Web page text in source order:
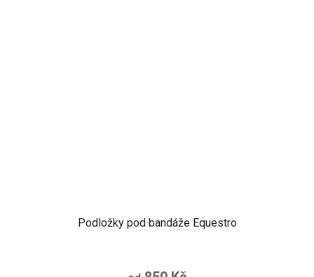
Podložky pod bandáže Equestro